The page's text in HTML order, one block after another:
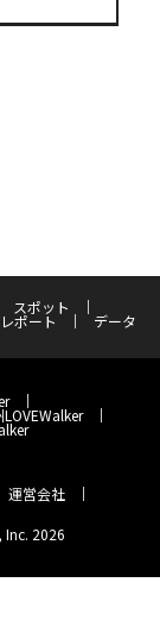
スポット
レポート データ
LOVEWalker
運営会社
Inc. 2026